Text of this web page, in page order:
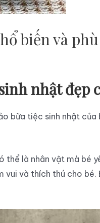
biến và
nhật đẹp
bữa tiệc sinh nhật
là nhân vật mà bé
và thích thú cho